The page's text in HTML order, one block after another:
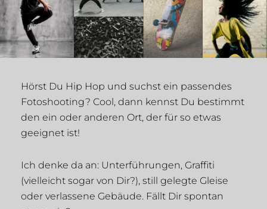
Hörst Du Hip Hop und suchst ein passendes
Fotoshooting? Cool, dann kennst Du bestimmt
den ein oder anderen Ort, der für so etwas
geeignet ist!
Ich denke da an: Unterführungen, Graffiti
(vielleicht sogar von Dir?), still gelegte Gleise
oder verlassene Gebäude. Fällt Dir spontan